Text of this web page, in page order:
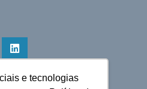
e tecnologias